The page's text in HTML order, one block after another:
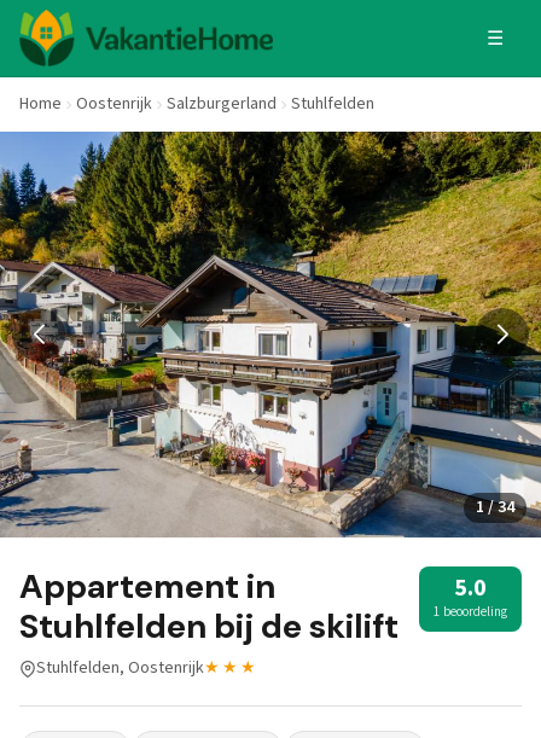
☰
Home Oostenrijk Salzburgerland Stuhlfelden
1 / 34
Appartement in
Stuhlfelden bij de skilift
5.0
1 beoordeling
Stuhlfelden, Oostenrijk★★★